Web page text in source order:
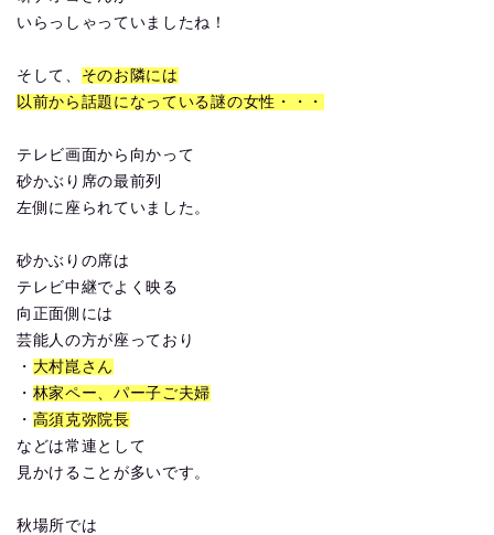
いらっしゃっていましたね！
そして、 そのお隣には
以前から話題になっている謎の女性・・・
テレビ画面から向かって
砂かぶり席の最前列
左側に座られていました。
砂かぶりの席は
テレビ中継でよく映る
向正面側には
芸能人の方が座っており
・ 大村崑さん
・ 林家ペー、パー子ご夫婦
・ 高須克弥院長
などは常連として
見かけることが多いです。
秋場所では